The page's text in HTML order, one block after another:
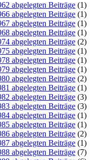
(1)
(1)
(1)
(1)
(2)
(1)
(1)
(1)
(2)
(1)
(3)
(3)
(1)
(1)
(2)
(1)
(7)